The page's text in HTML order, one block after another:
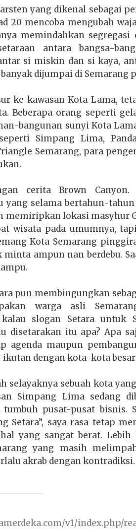
yang dikenal sebagai
20 mencoba mengubah
memindahkan
antara bangsa-
si miskin dan si kaya,
dijumpai di Semarang
ke kawasan Kota Lama,
Beberapa orang seperti
bangunan sunyi Kota
Simpang Lima,
Semarang, para
cerita Brown
yang selama bertahun-
memiripkan lokasi masyhur
wisata pada umumnya,
Kota Semarang
ampun nan berdebu.
pun membingungkan
warga asli
kalau slogan Setara untuk
disetarakan itu apa? Apa
agenda maupun
dengan kota-kota
selayaknya sebuah kota
Simpang Lima sedang
pusat-pusat bisnis.
Setara”, saya rasa tetap
yang sangat berat.
yang masih
akrab dengan kontradiksi.
v1/index.php/